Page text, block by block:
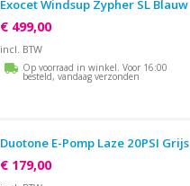
Exocet Windsup Zypher SL Blauw
€ 499,00
incl. BTW
Op voorraad in winkel. Voor 16:00
besteld, vandaag verzonden
Duotone E-Pomp Laze 20PSI Grijs
€ 179,00